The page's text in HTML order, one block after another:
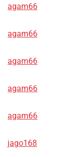
agam66
agam66
agam66
agam66
agam66
jago168